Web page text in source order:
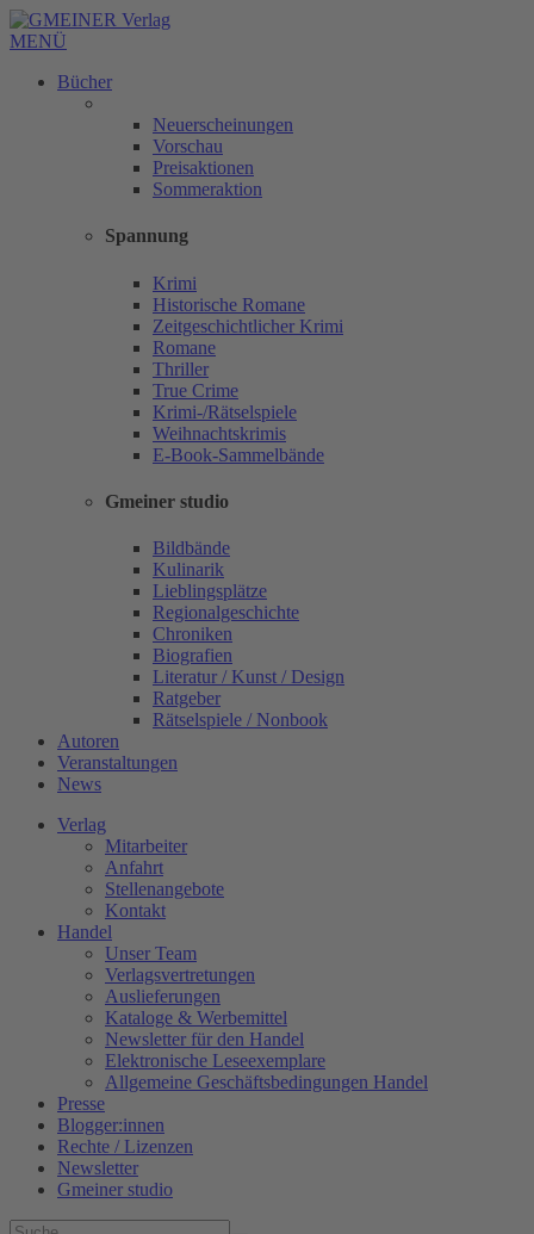
MENÜ
Bücher
Neuerscheinungen
Vorschau
Preisaktionen
Sommeraktion
Spannung
Krimi
Historische Romane
Zeitgeschichtlicher Krimi
Romane
Thriller
True Crime
Krimi-/Rätselspiele
Weihnachtskrimis
E-Book-Sammelbände
Gmeiner studio
Bildbände
Kulinarik
Lieblingsplätze
Regionalgeschichte
Chroniken
Biografien
Literatur / Kunst / Design
Ratgeber
Rätselspiele / Nonbook
Autoren
Veranstaltungen
News
Verlag
Mitarbeiter
Anfahrt
Stellenangebote
Kontakt
Handel
Unser Team
Verlagsvertretungen
Auslieferungen
Kataloge & Werbemittel
Newsletter für den Handel
Elektronische Leseexemplare
Allgemeine Geschäftsbedingungen Handel
Presse
Blogger:innen
Rechte / Lizenzen
Newsletter
Gmeiner studio